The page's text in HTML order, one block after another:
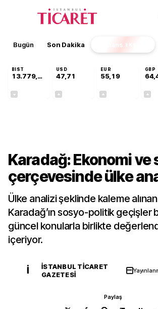
Bugün Son Dakika Finans EKSTRA
BIST
13.779,39
USD
47,71
EUR
55,19
GBP
Karadağ: Ekonomi ve
çerçevesinde ülke
Ülke analizi şeklinde kaleme
Karadağ’ın sosyo-politik geçişler
güncel konularla birlikte
içeriyor.
İ
İSTANBUL TICARET
GAZETESI
Paylaş